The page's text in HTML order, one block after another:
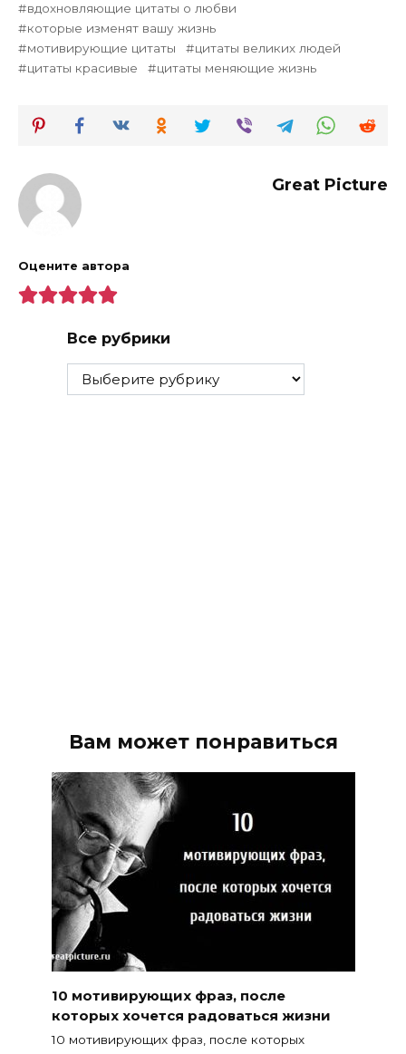
вдохновляющие цитаты о любви
которые изменят вашу жизнь
мотивирующие цитаты
цитаты великих людей
цитаты красивые
цитаты меняющие жизнь
Great Picture
Оцените автора
Все рубрики
Все
рубрики
Вам может понравиться
10 мотивирующих фраз, после
которых хочется радоваться жизни
10 мотивирующих фраз, после которых